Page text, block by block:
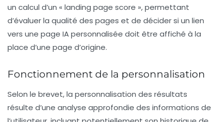
un calcul d’un « landing page score », permettant
d’évaluer la qualité des pages et de décider si un lien
vers une page IA personnalisée doit être affiché à la
place d’une page d’origine.
Fonctionnement de la personnalisation
Selon le brevet, la personnalisation des résultats
résulte d’une analyse approfondie des informations de